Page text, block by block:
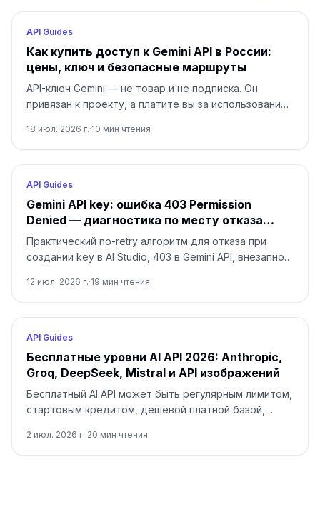
API Guides
Как купить доступ к Gemini API в России:
цены, ключ и безопасные маршруты
API-ключ Gemini — не товар и не подписка. Он
привязан к проекту, а платите вы за использование.
биллинга и условия выбранного маршрута.
18 июл. 2026 г.·10 мин чтения
API Guides
Gemini API key: ошибка 403 Permission
Denied — диагностика по месту отказа
(2026)
Практический no-retry алгоритм для отказа при
создании key в AI Studio, 403 в Gemini API, внезапно
передачи секрета.
12 июл. 2026 г.·19 мин чтения
API Guides
Бесплатные уровни AI API 2026: Anthropic,
Groq, DeepSeek, Mistral и API изображений
Бесплатный AI API может быть регулярным лимитом,
стартовым кредитом, дешевой платной базой,
Сначала определите владельца лимита, потом
2 июл. 2026 г.·20 мин чтения